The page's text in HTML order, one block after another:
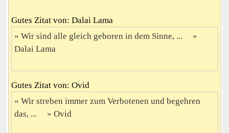
Gutes Zitat von: Dalai Lama
Wir sind alle gleich geboren in dem Sinne, ...
Dalai Lama
Gutes Zitat von: Ovid
Wir streben immer zum Verbotenen und begehren
das, ...
Ovid